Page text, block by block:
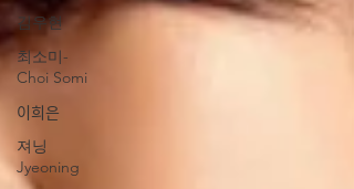
김우현
최소미-
Choi Somi
이희은
져닝
Jyeoning